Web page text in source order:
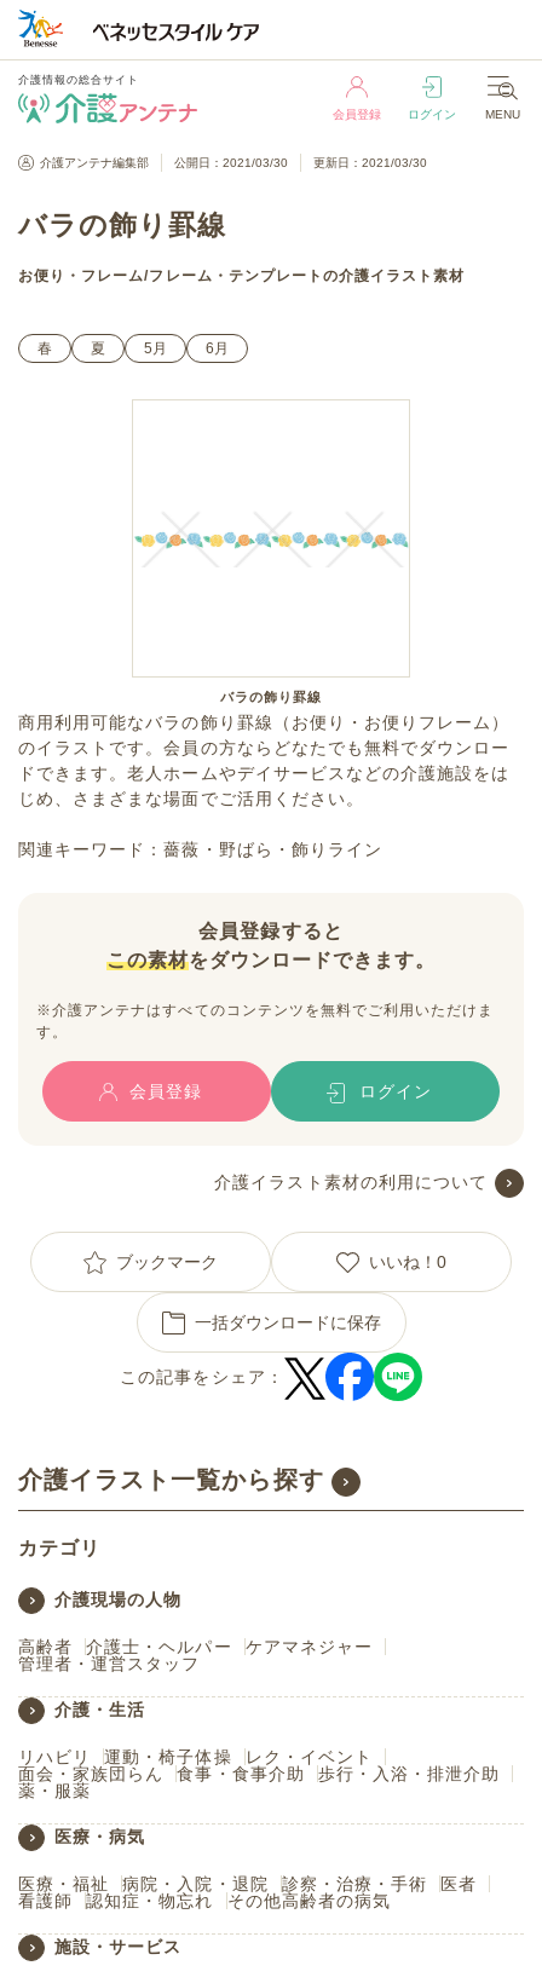
介護情報の総合サイト
会員登録 ログイン MENU
介護情報の総合サイト
介護アンテナ編集部 公開日：2021/03/30 更新日：2021/03/30
バラの飾り罫線
お便り・フレーム/フレーム・テンプレートの介護イラスト素材
春 夏 5月 6月
バラの飾り罫線
商用利用可能なバラの飾り罫線（お便り・お便りフレーム）
のイラストです。会員の方ならどなたでも無料でダウンロー
ドできます。老人ホームやデイサービスなどの介護施設をは
じめ、さまざまな場面でご活用ください。
関連キーワード：薔薇・野ばら・飾りライン
会員登録すると
この素材をダウンロードできます。
※介護アンテナはすべてのコンテンツを無料でご利用いただけま
す。
会員登録 ログイン
介護イラスト素材の利用について
ブックマーク いいね！ 0
一括ダウンロードに保存
この記事をシェア：
介護イラスト一覧から探す
カテゴリ
介護現場の人物
高齢者 介護士・ヘルパー
ケアマネジャー
管理者・運営スタッフ
介護・生活
リハビリ 運動・椅子体操
レク・イベント
面会・家族団らん
食事・食事介助
歩行・入浴・排泄介助
薬・服薬
医療・病気
医療・福祉 病院・入院・退院 診察・治療・手術
医者
看護師
認知症・物忘れ その他高齢者の病気
施設・サービス